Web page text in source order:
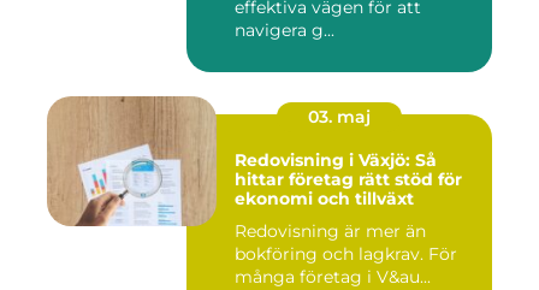
effektiva vägen för att
navigera g...
03. maj
Redovisning i Växjö: Så
hittar företag rätt stöd för
ekonomi och tillväxt
Redovisning är mer än
bokföring och lagkrav. För
många företag i V&au...